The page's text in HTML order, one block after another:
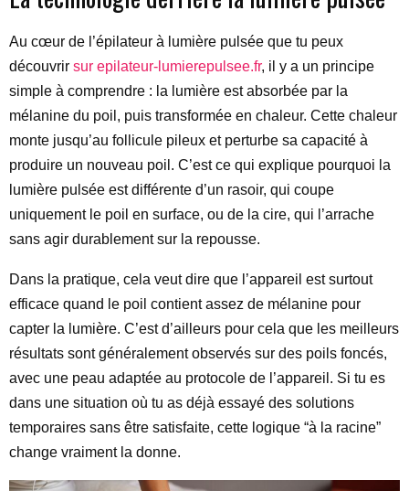
Au cœur de l’épilateur à lumière pulsée que tu peux
découvrir sur epilateur-lumierepulsee.fr, il y a un principe
simple à comprendre : la lumière est absorbée par la
mélanine du poil, puis transformée en chaleur. Cette chaleur
monte jusqu’au follicule pileux et perturbe sa capacité à
produire un nouveau poil. C’est ce qui explique pourquoi la
lumière pulsée est différente d’un rasoir, qui coupe
uniquement le poil en surface, ou de la cire, qui l’arrache
sans agir durablement sur la repousse.
Dans la pratique, cela veut dire que l’appareil est surtout
efficace quand le poil contient assez de mélanine pour
capter la lumière. C’est d’ailleurs pour cela que les meilleurs
résultats sont généralement observés sur des poils foncés,
avec une peau adaptée au protocole de l’appareil. Si tu es
dans une situation où tu as déjà essayé des solutions
temporaires sans être satisfaite, cette logique “à la racine”
change vraiment la donne.